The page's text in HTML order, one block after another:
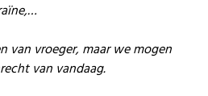
van vroeger, maar we mogen
van vandaag.